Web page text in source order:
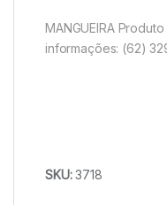
MANGUEIRA
informações: (62)
SKU:3718